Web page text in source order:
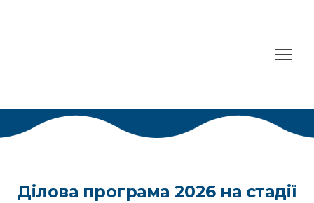
Ділова програма 2026 на стадії